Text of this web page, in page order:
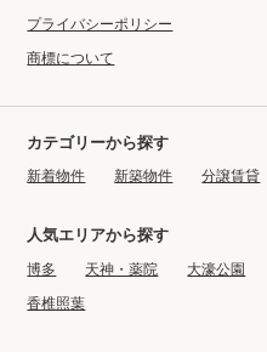
プライバシーポリシー
商標について
カテゴリーから探す
新着物件 新築物件 分譲賃貸
人気エリアから探す
博多 天神・薬院 大濠公園
香椎照葉